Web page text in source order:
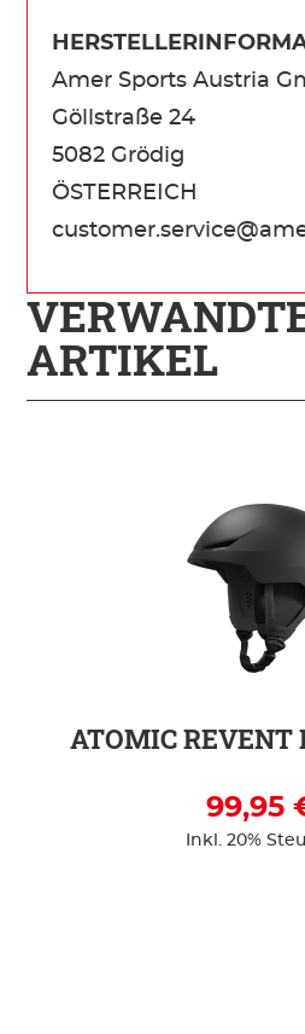
Amer Sports Austria
Göllstraße 24
5082 Grödig
ÖSTERREICH
ARTIKEL
ATOMIC REVENT
99,95
Inkl. 20%